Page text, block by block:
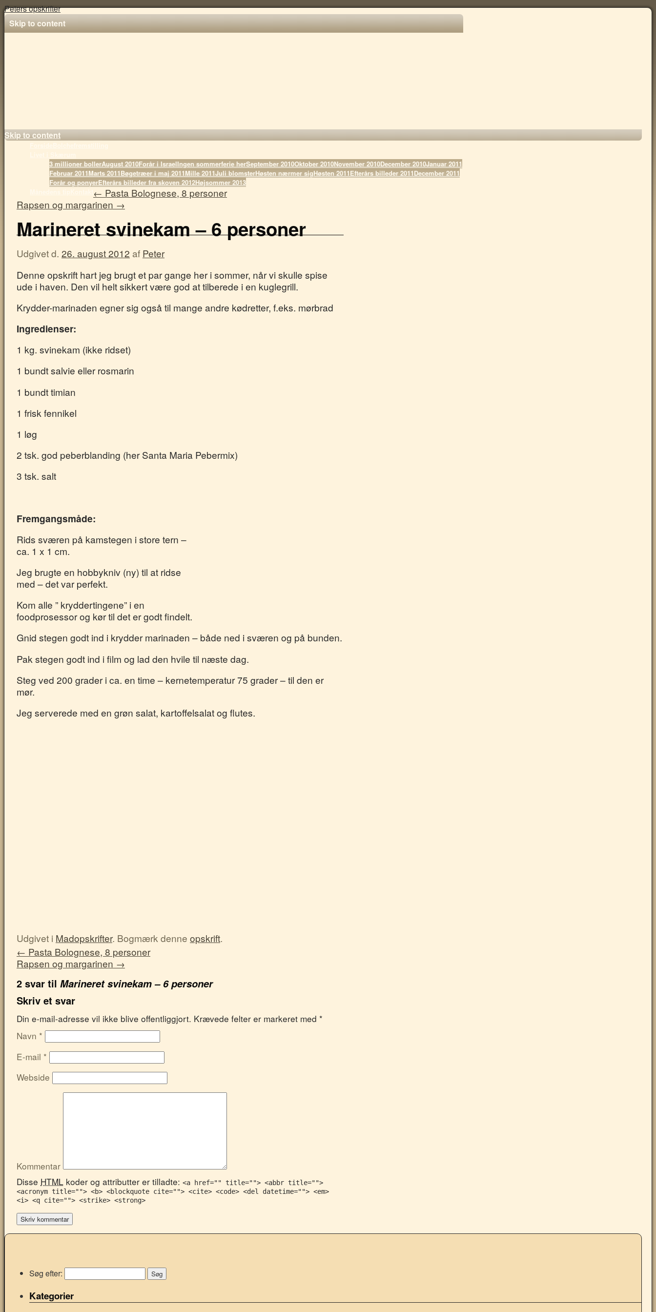
Peters opskrifter
Skip to content
Skip to content
3 millioner bollerAugust 2010Forår i IsraelIngen sommerferie herSeptember 2010Oktober 2010November 2010December 2010Januar 2011
Februar 2011Marts 2011Bøgetræer i maj 2011Mille 2011Juli blomsterHøsten nærmer sigHøsten 2011Efterårs billeder 2011December 2011
Forår og ponyerEfterårs billeder fra skoven 2012Højsommer 2013
← Pasta Bolognese, 8 personer
Rapsen og margarinen →
Marineret svinekam – 6 personer
Udgivet d. 26. august 2012 af Peter
Denne opskrift hart jeg brugt et par gange her i sommer, når vi skulle spise
ude i haven. Den vil helt sikkert være god at tilberede i en kuglegrill.
Krydder-marinaden egner sig også til mange andre kødretter, f.eks. mørbrad
Ingredienser:
1 kg. svinekam (ikke ridset)
1 bundt salvie eller rosmarin
1 bundt timian
1 frisk fennikel
1 løg
2 tsk. god peberblanding (her Santa Maria Pebermix)
3 tsk. salt
Fremgangsmåde:
Rids sværen på kamstegen i store tern –
ca. 1 x 1 cm.
Jeg brugte en hobbykniv (ny) til at ridse
med – det var perfekt.
Kom alle ” kryddertingene” i en
foodprosessor og kør til det er godt findelt.
Gnid stegen godt ind i krydder marinaden – både ned i sværen og på bunden.
Pak stegen godt ind i film og lad den hvile til næste dag.
Steg ved 200 grader i ca. en time – kernetemperatur 75 grader – til den er
mør.
Jeg serverede med en grøn salat, kartoffelsalat og flutes.
Udgivet i Madopskrifter. Bogmærk denne opskrift.
← Pasta Bolognese, 8 personer
Rapsen og margarinen →
2 svar til Marineret svinekam – 6 personer
Skriv et svar
Din e-mail-adresse vil ikke blive offentliggjort. Krævede felter er markeret med *
Navn *
E-mail *
Webside
Kommentar
Disse HTML koder og attributter er tilladte: <a href="" title=""> <abbr title="">
<acronym title=""> <b> <blockquote cite=""> <cite> <code> <del datetime=""> <em>
<i> <q cite=""> <strike> <strong>
Søg efter:
Kategorier